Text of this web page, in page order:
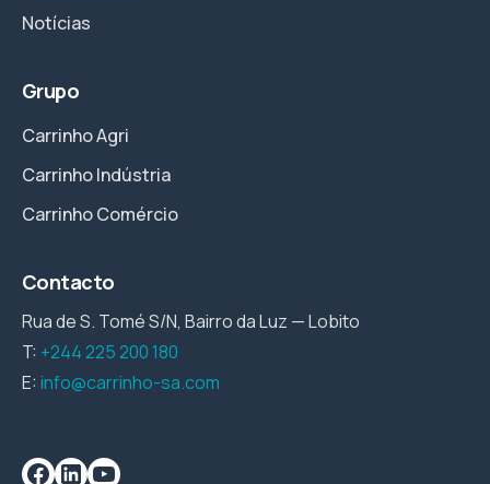
Notícias
Grupo
Carrinho Agri
Carrinho Indústria
Carrinho Comércio
Contacto
Rua de S. Tomé S/N, Bairro da Luz — Lobito
T: +244 225 200 180
E:info@carrinho-sa.com